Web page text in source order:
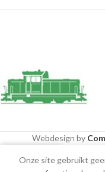
Webdesign by
Mijn account
Onze site gebruikt